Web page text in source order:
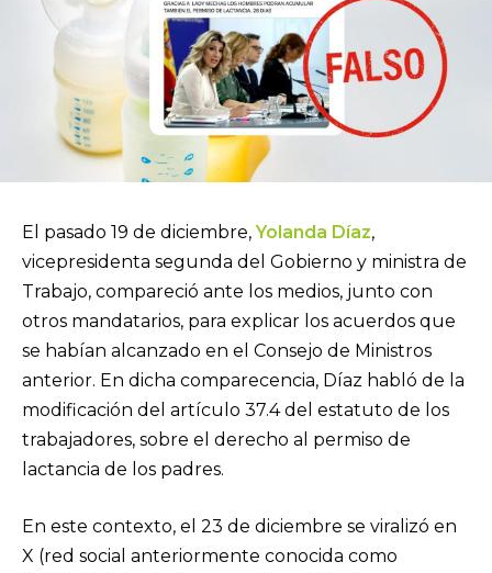
El pasado 19 de diciembre,Yolanda Díaz,
vicepresidenta segunda del Gobierno y ministra de
Trabajo, compareció ante los medios, junto con
otros mandatarios, para explicar los acuerdos que
se habían alcanzado en el Consejo de Ministros
anterior. En dicha comparecencia, Díaz habló de la
modificación del artículo 37.4 del estatuto de los
trabajadores, sobre el derecho al permiso de
lactancia de los padres.
En este contexto, el 23 de diciembre se viralizó en
X (red social anteriormente conocida como